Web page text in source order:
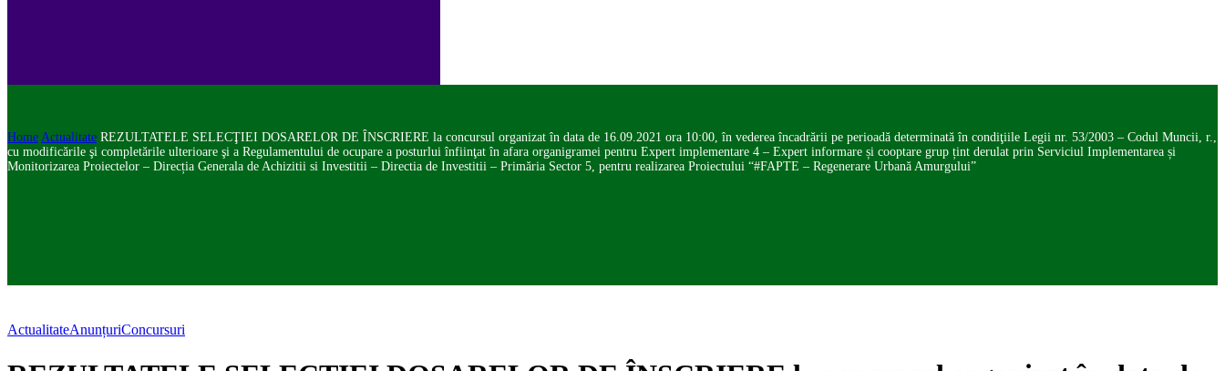
Home Actualitate REZULTATELE SELECŢIEI DOSARELOR DE ÎNSCRIERE la concursul organizat în data de 16.09.2021 ora 10:00, în vederea încadrării pe perioadă determinată în condiţiile Legii nr. 53/2003 – Codul Muncii, r.,
cu modificările şi completările ulterioare şi a Regulamentului de ocupare a posturlui înfiinţat în afara organigramei pentru Expert implementare 4 – Expert informare și cooptare grup țint derulat prin Serviciul Implementarea și
Monitorizarea Proiectelor – Direcția Generala de Achizitii si Investitii – Directia de Investitii – Primăria Sector 5, pentru realizarea Proiectului “#FAPTE – Regenerare Urbană Amurgului”
ActualitateAnunțuriConcursuri